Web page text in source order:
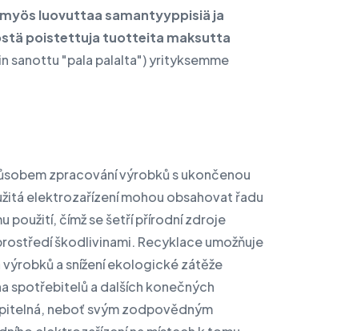
luovuttaa samantyyppisiä ja
poistettuja tuotteita maksutta
sanottu "pala palalta") yrityksemme
zpracování výrobků s ukončenou
elektrozařízení mohou obsahovat řadu
použití, čímž se šetří přírodní zdroje
škodlivinami. Recyklace umožňuje
a snížení ekologické zátěže
spotřebitelů a dalších konečných
neboť svým zodpovědným